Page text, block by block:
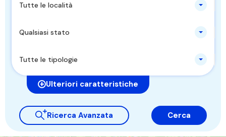
Tutte le località
Qualsiasi stato
Tutte le tipologie
Ulteriori caratteristiche
Ricerca Avanzata Cerca